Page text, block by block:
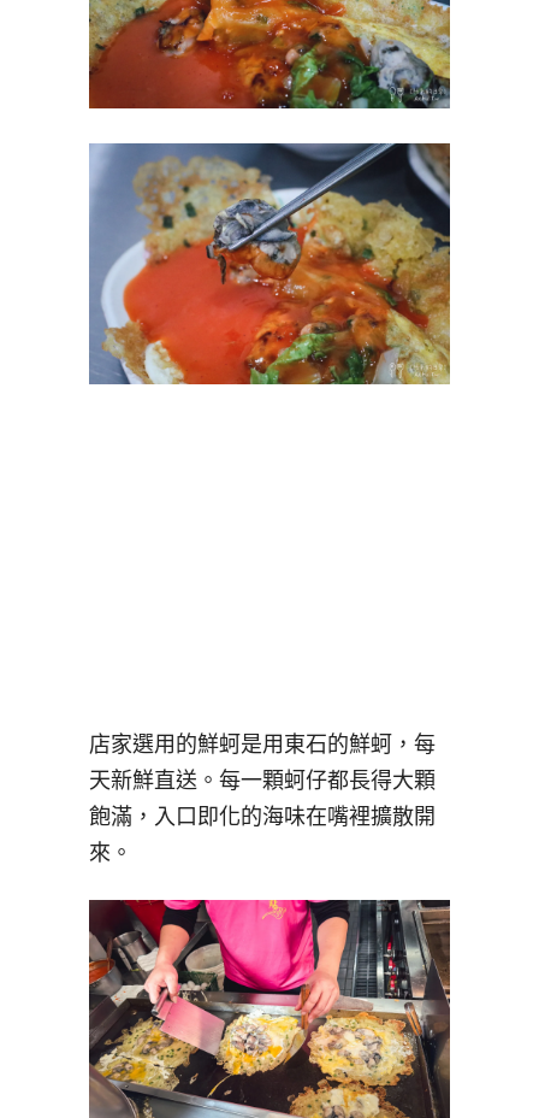
店家選用的鮮蚵是用東石的鮮蚵，每
天新鮮直送。每一顆蚵仔都長得大顆
飽滿，入口即化的海味在嘴裡擴散開
來。